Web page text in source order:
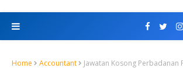
Home Accountant Jawatan Kosong Perbadanan